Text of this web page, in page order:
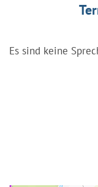
Es sind keine